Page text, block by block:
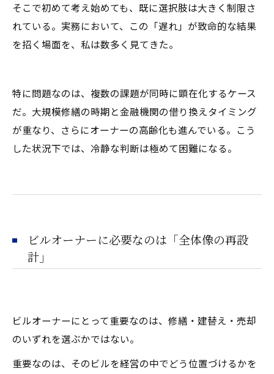
そこで初めて考え始めても、既に選択肢は大きく制限さ
れている。実務において、この「遅れ」が致命的な結果
を招く場面を、私は数多く見てきた。
特に問題なのは、複数の課題が同時に顕在化するケース
だ。大規模修繕の時期と金融機関の借り換えタイミング
が重なり、さらにオーナーの高齢化も進んでいる――。こう
した状況下では、冷静な判断は極めて困難になる。
ビルオーナーに必要なのは「全体像の再設
計」
ビルオーナーにとって重要なのは、修繕・建替え・売却
のいずれを選ぶかではない。
重要なのは、そのビルを経営の中でどう位置づけるかを